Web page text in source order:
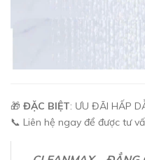
🎁 ĐẶC BIỆT: ƯU ĐÃI HẤP
📞 Liên hệ ngay để được tư